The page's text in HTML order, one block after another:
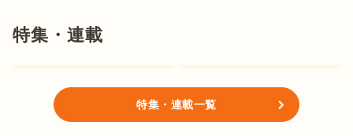
特集・連載
特集・連載一覧